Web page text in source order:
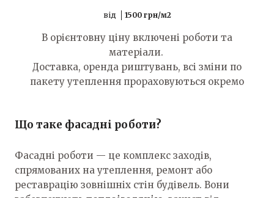
від 1500 грн/м2
В орієнтовну ціну включені роботи та
матеріали.
Доставка, оренда риштувань, всі зміни по
пакету утеплення прораховуються окремо
Що таке фасадні роботи?
Фасадні роботи — це комплекс заходів,
спрямованих на утеплення, ремонт або
реставрацію зовнішніх стін будівель. Вони